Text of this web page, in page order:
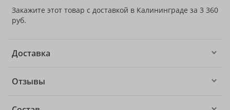
Закажите этот товар с доставкой в Калининграде за 3 360
руб.
Доставка
Отзывы